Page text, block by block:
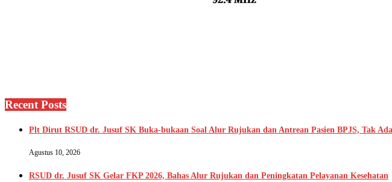
Recent Posts
Plt Dirut RSUD dr. Jusuf SK Buka-bukaan Soal Alur Rujukan dan Antrean Pasien BPJS, Tak
Agustus 10, 2026
RSUD dr. Jusuf SK Gelar FKP 2026, Bahas Alur Rujukan dan Peningkatan Pelayanan Kesehatan